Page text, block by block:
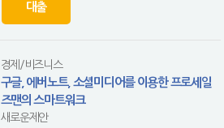
대출
경제/비즈니스
구글, 에버노트, 소셜미디어를 이용한 프로세일
즈맨의 스마트워크
새로운제안